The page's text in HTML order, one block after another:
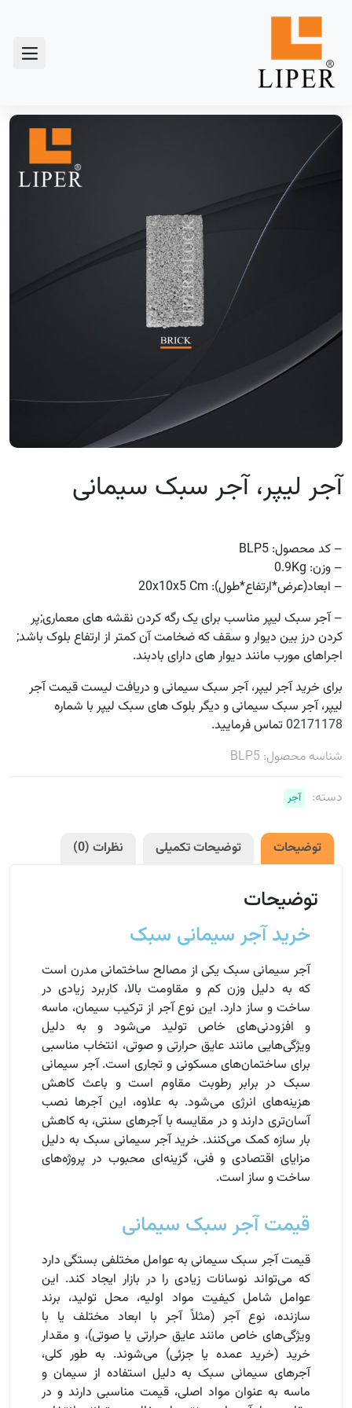
خانه/آجر/ آجر لیپر، آجر سبک سیمانی
آجر لیپر، آجر سبک سیمانی
– کد محصول: BLP5
– وزن: 0.9Kg
– ابعاد(عرض*ارتفاع*طول): 20x10x5 Cm
– آجر سبک لیپر مناسب برای یک رگه کردن نقشه های معماری;پر
کردن درز بین دیوار و سقف که ضخامت آن کمتر از ارتفاع بلوک باشد;
اجراهای مورب مانند دیوار های دارای بادبند.
برای خرید آجر لیپر، آجر سبک سیمانی و دریافت لیست قیمت آجر
لیپر، آجر سبک سیمانی و دیگر بلوک های سبک لیپر با شماره
02171178 تماس فرمایید.
شناسه محصول: BLP5
دسته: آجر
توضیحات توضیحات تکمیلی نظرات (0)
توضیحات
خرید آجر سیمانی سبک
آجر سیمانی سبک یکی از مصالح ساختمانی مدرن است
که به دلیل وزن کم و مقاومت بالا، کاربرد زیادی در
ساخت و ساز دارد. این نوع آجر از ترکیب سیمان، ماسه
و افزودنی‌های خاص تولید می‌شود و به دلیل
ویژگی‌هایی مانند عایق حرارتی و صوتی، انتخاب مناسبی
برای ساختمان‌های مسکونی و تجاری است. آجر سیمانی
سبک در برابر رطوبت مقاوم است و باعث کاهش
هزینه‌های انرژی می‌شود. به علاوه، این آجرها نصب
آسان‌تری دارند و در مقایسه با آجرهای سنتی، به کاهش
بار سازه کمک می‌کنند. خرید آجر سیمانی سبک به دلیل
مزایای اقتصادی و فنی، گزینه‌ای محبوب در پروژه‌های
ساخت و ساز است.
قیمت آجر سبک سیمانی
قیمت آجر سبک سیمانی به عوامل مختلفی بستگی دارد
که می‌تواند نوسانات زیادی را در بازار ایجاد کند. این
عوامل شامل کیفیت مواد اولیه، محل تولید، برند
سازنده، نوع آجر (مثلاً آجر با ابعاد مختلف یا با
ویژگی‌های خاص مانند عایق حرارتی یا صوتی)، و مقدار
خرید (خرید عمده یا جزئی) می‌شوند. به طور کلی،
آجرهای سیمانی سبک به دلیل استفاده از سیمان و
ماسه به عنوان مواد اصلی، قیمت مناسبی دارند و در